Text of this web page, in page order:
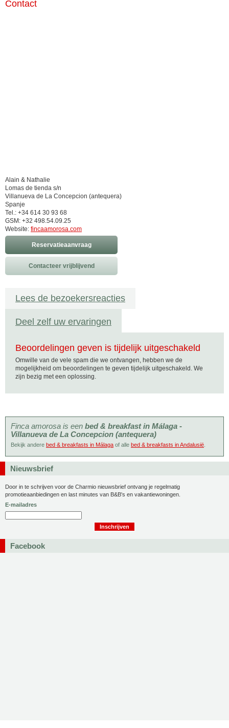
Contact
Alain & Nathalie
Lomas de tienda s/n
Villanueva de La Concepcion (antequera)
Spanje
Tel.: +34 614 30 93 68
GSM: +32 498.54.09.25
Website: fincaamorosa.com
Reservatieaanvraag
Contacteer vrijblijvend
Lees de bezoekersreacties
Deel zelf uw ervaringen
Beoordelingen geven is tijdelijk uitgeschakeld
Omwille van de vele spam die we ontvangen, hebben we de
mogelijkheid om beoordelingen te geven tijdelijk uitgeschakeld. We
zijn bezig met een oplossing.
Finca amorosa is een bed & breakfast in Málaga -
Villanueva de La Concepcion (antequera)
Bekijk andere bed & breakfasts in Málaga of alle bed & breakfasts in Andalusië
Nieuwsbrief
Door in te schrijven voor de Charmio nieuwsbrief ontvang je regelmatig
promotieaanbiedingen en last minutes van B&B's en vakantiewoningen.
E-mailadres
Facebook